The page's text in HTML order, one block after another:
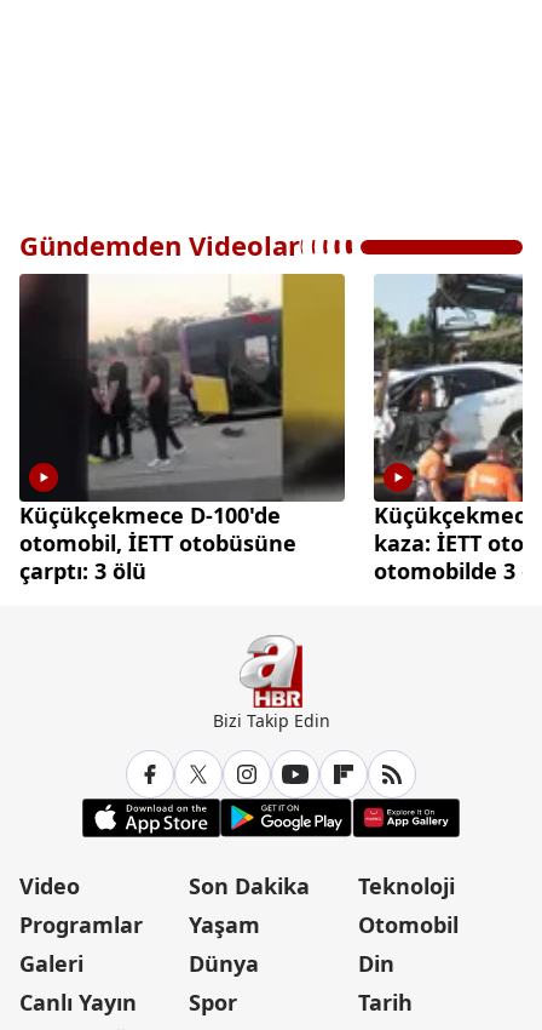
Gündemden Videolar
Küçükçekmece D-100'de
otomobil, İETT otobüsüne
çarptı: 3 ölü
kaza: İETT
otomobilde 3
Bizi Takip Edin
Video
Programlar
Galeri
Canlı Yayın
Son Dakika
Yaşam
Dünya
Spor
Teknoloji
Otomobil
Din
Tarih